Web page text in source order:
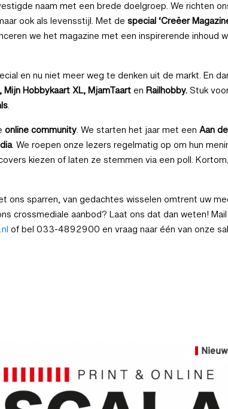
naam met een brede doelgroep. We richten
ook als levensstijl. Met de special ‘Creëer
we het magazine met een inspirerende inhoud
en nu niet meer weg te denken uit de markt. En
Hobbykaart XL, MjamTaartenRailhobby.Stuk
.
online community. We starten het jaar met eenAan
. We roepen onze lezers regelmatig op om hun
kiezen of laten ze stemmen via een poll.
ons sparren, van gedachtes wisselen omtrent uw
crossmediale aanbod? Laat ons dat dan weten! Mail
of bel 033-4892900 en vraag naar één van onze